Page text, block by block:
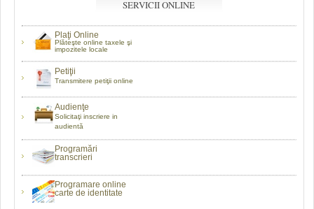
SERVICII ONLINE
Plaţi Online
Plăteşte online taxele şi
impozitele locale
Petiţii
Transmitere petiţii online
Audienţe
Solicitaţi inscriere in
audientă
Programări
transcrieri
Programare online
carte de identitate